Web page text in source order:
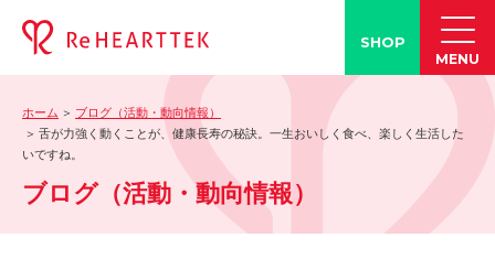
製品情報
-「FACE LINE BOTTLE」
活動情報
SHOP
MENU
ホーム
ブログ（活動・動向情報）
舌が力強く動くことが、健康長寿の秘訣。一生おいしく食べ、楽しく生活した
いですね。
ブログ（活動・動向情報）